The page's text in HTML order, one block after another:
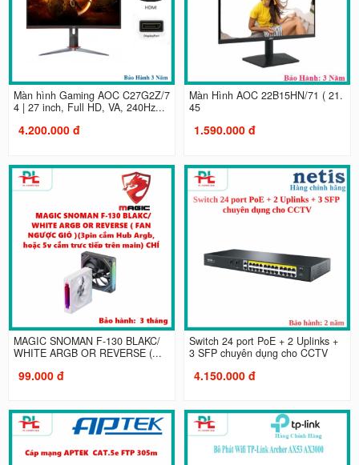
Màn hình Gaming AOC C27G2Z/7
4 | 27 inch, Full HD, VA, 240Hz...
4.200.000 đ
Màn Hình AOC 22B15HN/71 ( 21.
45
1.590.000 đ
MAGIC SNOMAN F-130 BLAKC/
WHITE ARGB OR REVERSE (...
99.000 đ
Switch 24 port PoE + 2 Uplinks +
3 SFP chuyên dụng cho CCTV
4.150.000 đ